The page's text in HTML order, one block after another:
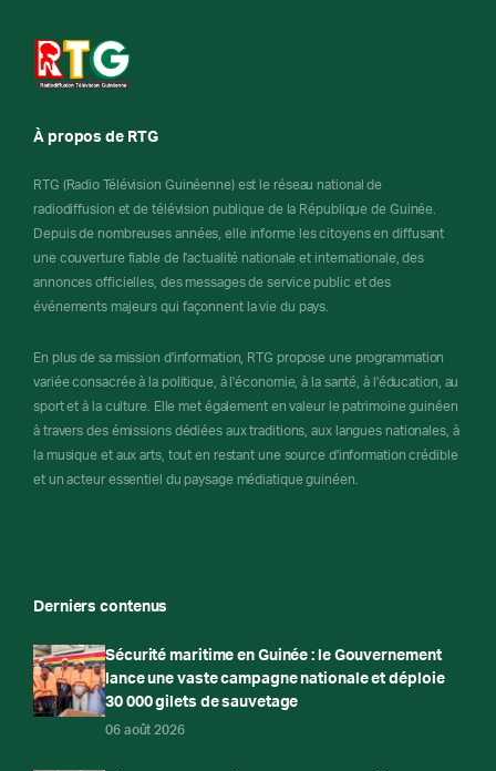
À propos de RTG
RTG (Radio Télévision Guinéenne) est le réseau national de
radiodiffusion et de télévision publique de la République de Guinée.
Depuis de nombreuses années, elle informe les citoyens en diffusant
une couverture fiable de l'actualité nationale et internationale, des
annonces officielles, des messages de service public et des
événements majeurs qui façonnent la vie du pays.
En plus de sa mission d'information, RTG propose une programmation
variée consacrée à la politique, à l'économie, à la santé, à l'éducation, au
sport et à la culture. Elle met également en valeur le patrimoine guinéen
à travers des émissions dédiées aux traditions, aux langues nationales, à
la musique et aux arts, tout en restant une source d'information crédible
et un acteur essentiel du paysage médiatique guinéen.
Derniers contenus
Sécurité maritime en Guinée : le Gouvernement
lance une vaste campagne nationale et déploie
30 000 gilets de sauvetage
06 août 2026